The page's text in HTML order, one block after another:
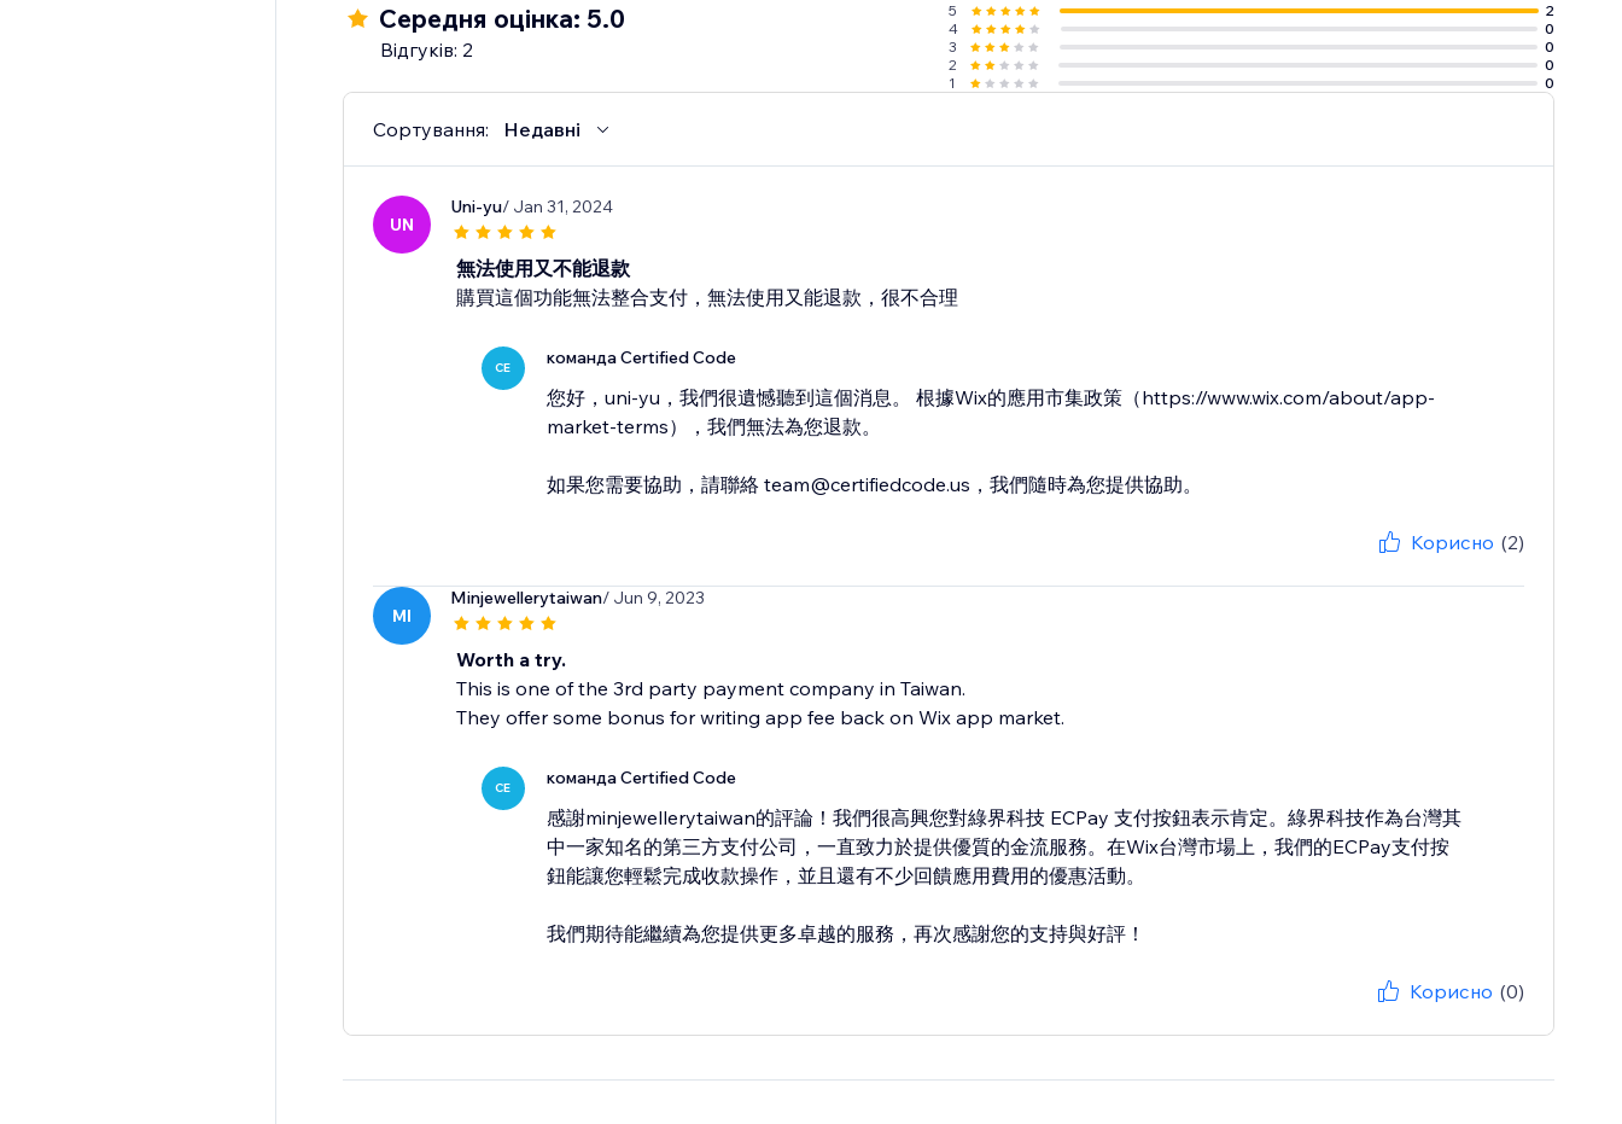
Середня оцінка: 5.0
Відгуків: 2
5
2
4
0
3
0
2
0
1
0
Сортування: Недавні
UN
Uni-yu/ Jan 31, 2024
無法使用又不能退款
購買這個功能無法整合支付，無法使用又能退款，很不合理
CE команда Certified Code
您好，uni-yu，我們很遺憾聽到這個消息。 根據Wix的應用市集政策（https://www.wix.com/about/app-
market-terms），我們無法為您退款。
如果您需要協助，請聯絡 team@certifiedcode.us，我們隨時為您提供協助。
Корисно (2)
MI
Minjewellerytaiwan/ Jun 9, 2023
Worth a try.
This is one of the 3rd party payment company in Taiwan.
They offer some bonus for writing app fee back on Wix app market.
CE команда Certified Code
感謝minjewellerytaiwan的評論！我們很高興您對綠界科技 ECPay 支付按鈕表示肯定。綠界科技作為台灣其
中一家知名的第三方支付公司，一直致力於提供優質的金流服務。在Wix台灣市場上，我們的ECPay支付按
鈕能讓您輕鬆完成收款操作，並且還有不少回饋應用費用的優惠活動。
我們期待能繼續為您提供更多卓越的服務，再次感謝您的支持與好評！
Корисно (0)